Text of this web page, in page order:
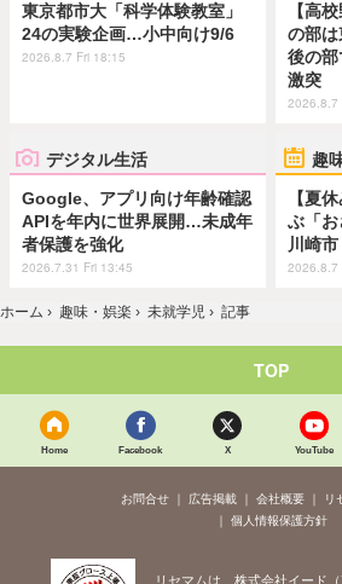
東京都市大「科学体験教室」
24の実験企画…小中向け9/6
2026.8.7 Fri 18:15
【高
の部
後の
激突
2026.8.7
デジタル生活
Google、アプリ向け年齢確認
APIを年内に世界展開…未成年
者保護を強化
2026.7.31 Fri 13:45
趣
【夏
ぶ「
川崎市
2026.8.7
ホーム › 趣味・娯楽 › 未就学児 › 記事
TOP
Home Facebook X YouTube
お問合せ 広告掲載 会社概要
リ
個人情報保護方針
リセマムは、株式会社イード